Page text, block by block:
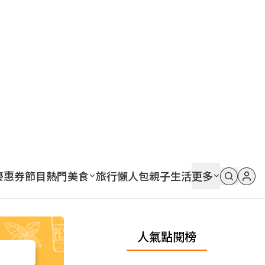
惠券節目熱門美食 旅行懶人包親子生活更多
人氣點閱榜